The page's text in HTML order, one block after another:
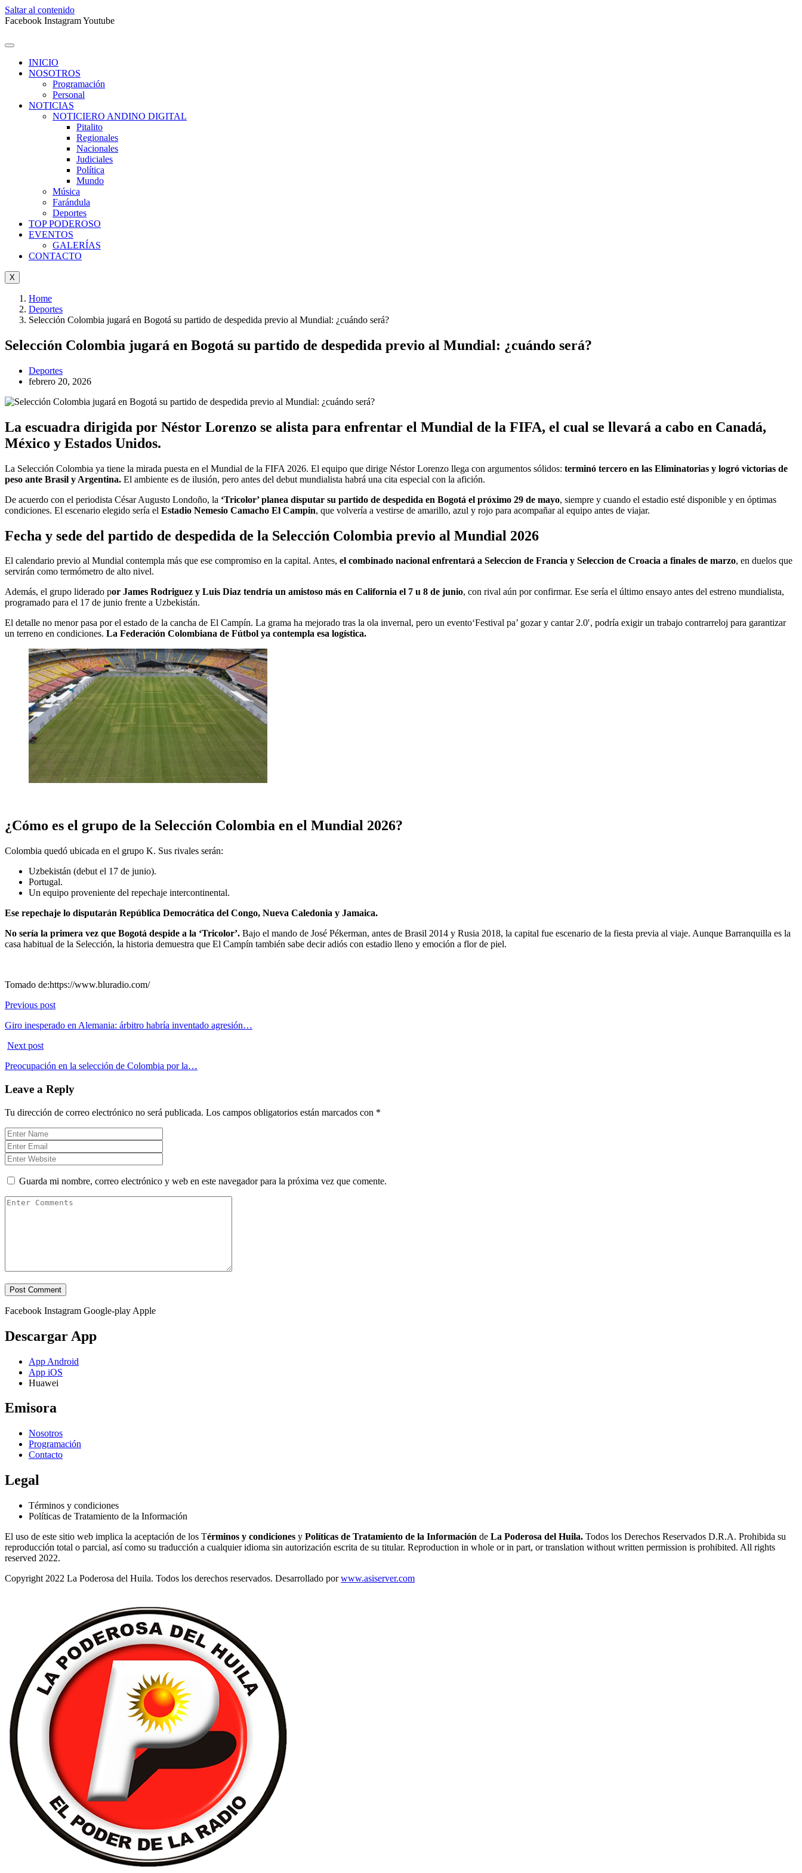
Saltar al contenido
Facebook InstagramYoutube
INICIO
NOSOTROS
Programación
Personal
NOTICIAS
NOTICIERO ANDINO DIGITAL
Pitalito
Regionales
Nacionales
Judiciales
Política
Mundo
Música
Farándula
Deportes
TOP PODEROSO
EVENTOS
GALERÍAS
CONTACTO
X
Home
Deportes
Selección Colombia jugará en Bogotá su partido de despedida previo al Mundial: ¿cuándo será?
Selección Colombia jugará en Bogotá su partido de despedida previo al Mundial: ¿cuándo será?
Deportes
febrero 20, 2026
La escuadra dirigida por Néstor Lorenzo se alista para enfrentar el Mundial de la FIFA, el cual se llevará a cabo en Canadá,
México y Estados Unidos.
La Selección Colombia ya tiene la mirada puesta en el Mundial de la FIFA 2026. El equipo que dirige Néstor Lorenzo llega con argumentos sólidos: terminó tercero en las Eliminatorias y logró victorias de
peso ante Brasil y Argentina. El ambiente es de ilusión, pero antes del debut mundialista habrá una cita especial con la afición.
De acuerdo con el periodista César Augusto Londoño, la ‘Tricolor’ planea disputar su partido de despedida en Bogotá el próximo 29 de mayo, siempre y cuando el estadio esté disponible y en óptimas
condiciones. El escenario elegido sería el Estadio Nemesio Camacho El Campin, que volvería a vestirse de amarillo, azul y rojo para acompañar al equipo antes de viajar.
Fecha y sede del partido de despedida de la Selección Colombia previo al Mundial 2026
El calendario previo al Mundial contempla más que ese compromiso en la capital. Antes, el combinado nacional enfrentará a Seleccion de Francia y Seleccion de Croacia a finales de marzo, en duelos que
servirán como termómetro de alto nivel.
Además, el grupo liderado por James Rodriguez y Luis Diaz tendría un amistoso más en California el 7 u 8 de junio, con rival aún por confirmar. Ese sería el último ensayo antes del estreno mundialista,
programado para el 17 de junio frente a Uzbekistán.
El detalle no menor pasa por el estado de la cancha de El Campín. La grama ha mejorado tras la ola invernal, pero un evento‘Festival pa’ gozar y cantar 2.0′, podría exigir un trabajo contrarreloj para garantizar
un terreno en condiciones. La Federación Colombiana de Fútbol ya contempla esa logística.
¿Cómo es el grupo de la Selección Colombia en el Mundial 2026?
Colombia quedó ubicada en el grupo K. Sus rivales serán:
Uzbekistán (debut el 17 de junio).
Portugal.
Un equipo proveniente del repechaje intercontinental.
Ese repechaje lo disputarán República Democrática del Congo, Nueva Caledonia y Jamaica.
No sería la primera vez que Bogotá despide a la ‘Tricolor’. Bajo el mando de José Pékerman, antes de Brasil 2014 y Rusia 2018, la capital fue escenario de la fiesta previa al viaje. Aunque Barranquilla es la
casa habitual de la Selección, la historia demuestra que El Campín también sabe decir adiós con estadio lleno y emoción a flor de piel.
Tomado de:https://www.bluradio.com/
Previous post
Giro inesperado en Alemania: árbitro habría inventado agresión…
Next post
Preocupación en la selección de Colombia por la…
Leave a Reply
Tu dirección de correo electrónico no será publicada. Los campos obligatorios están marcados con *
Guarda mi nombre, correo electrónico y web en este navegador para la próxima vez que comente.
Facebook Instagram Google-play Apple
Descargar App
App Android
App iOS
Huawei
Emisora
Nosotros
Programación
Contacto
Legal
Términos y condiciones
Políticas de Tratamiento de la Información
El uso de este sitio web implica la aceptación de los Términos y condiciones y Políticas de Tratamiento de la Información de La Poderosa del Huila. Todos los Derechos Reservados D.R.A. Prohibida su
reproducción total o parcial, así como su traducción a cualquier idioma sin autorización escrita de su titular. Reproduction in whole or in part, or translation without written permission is prohibited. All rights
reserved 2022.
Copyright 2022 La Poderosa del Huila. Todos los derechos reservados. Desarrollado porwww.asiserver.com